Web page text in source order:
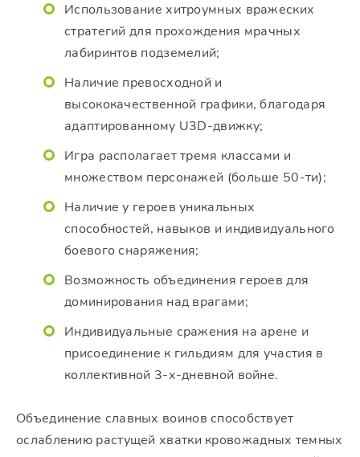
Использование хитроумных вражеских
стратегий для прохождения мрачных
лабиринтов подземелий;
Наличие превосходной и
высококачественной графики, благодаря
адаптированному U3D-движку;
Игра располагает тремя классами и
множеством персонажей (больше 50-ти);
Наличие у героев уникальных
способностей, навыков и индивидуального
боевого снаряжения;
Возможность объединения героев для
доминирования над врагами;
Индивидуальные сражения на арене и
присоединение к гильдиям для участия в
коллективной 3-х-дневной войне.
Объединение славных воинов способствует
ослаблению растущей хватки кровожадных темных